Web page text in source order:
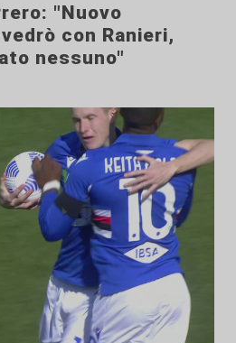
"Nuovo
con Ranieri,
nessuno"